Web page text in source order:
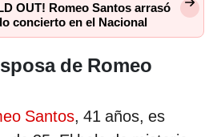
OUT! Romeo Santos arrasó
concierto en el Nacional
de Romeo
Santos, 41 años, es